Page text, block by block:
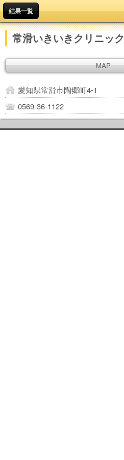
結果一覧
常滑いきいきクリニック
MAP
愛知県常滑市陶郷町4-1
0569-36-1122